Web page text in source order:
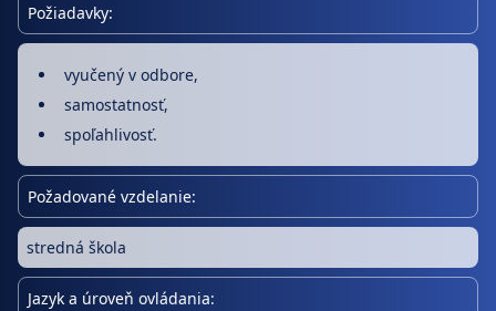
Požiadavky:
vyučený v odbore,
samostatnosť,
spoľahlivosť.
Požadované vzdelanie:
stredná škola
Jazyk a úroveň ovládania: